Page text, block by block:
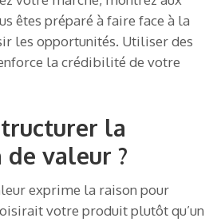
êtes préparé à faire face à la
les opportunités. Utiliser des
la crédibilité de votre
la
valeur ?
exprime la raison pour
votre produit plutôt qu’un